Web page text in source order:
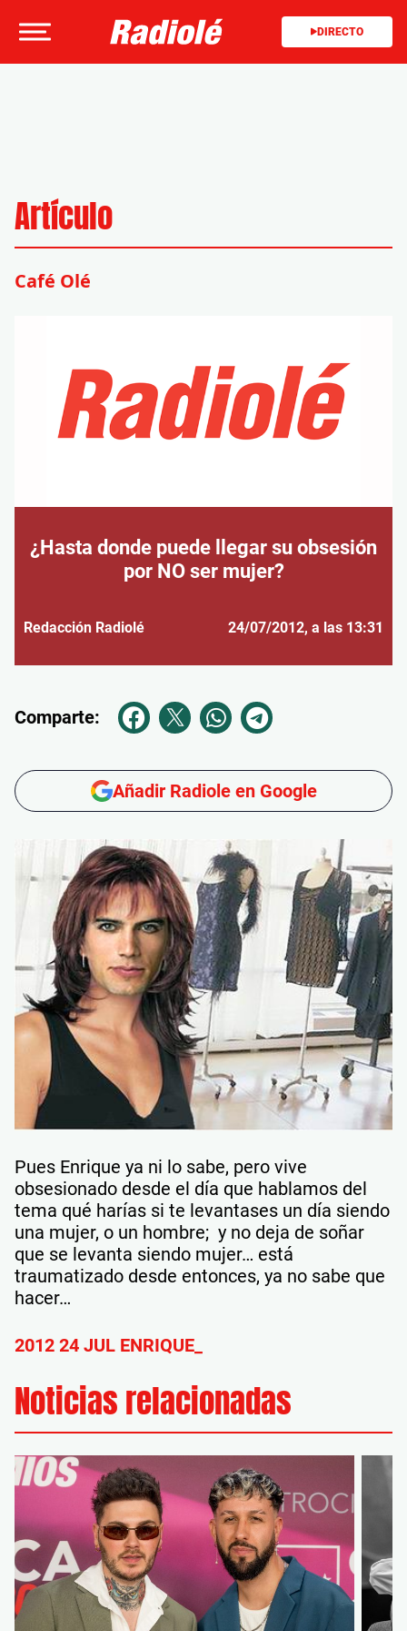
DIRECTO
Artículo
Café Olé
¿Hasta donde puede llegar su obsesión
por NO ser mujer?
Redacción Radiolé 24/07/2012, a las 13:31
Comparte:
Añadir Radiole en Google
Pues Enrique ya ni lo sabe, pero vive
obsesionado desde el día que hablamos del
tema qué harías si te levantases un día siendo
una mujer, o un hombre; y no deja de soñar
que se levanta siendo mujer… está
traumatizado desde entonces, ya no sabe que
hacer…
2012 24 JUL ENRIQUE_
Noticias relacionadas